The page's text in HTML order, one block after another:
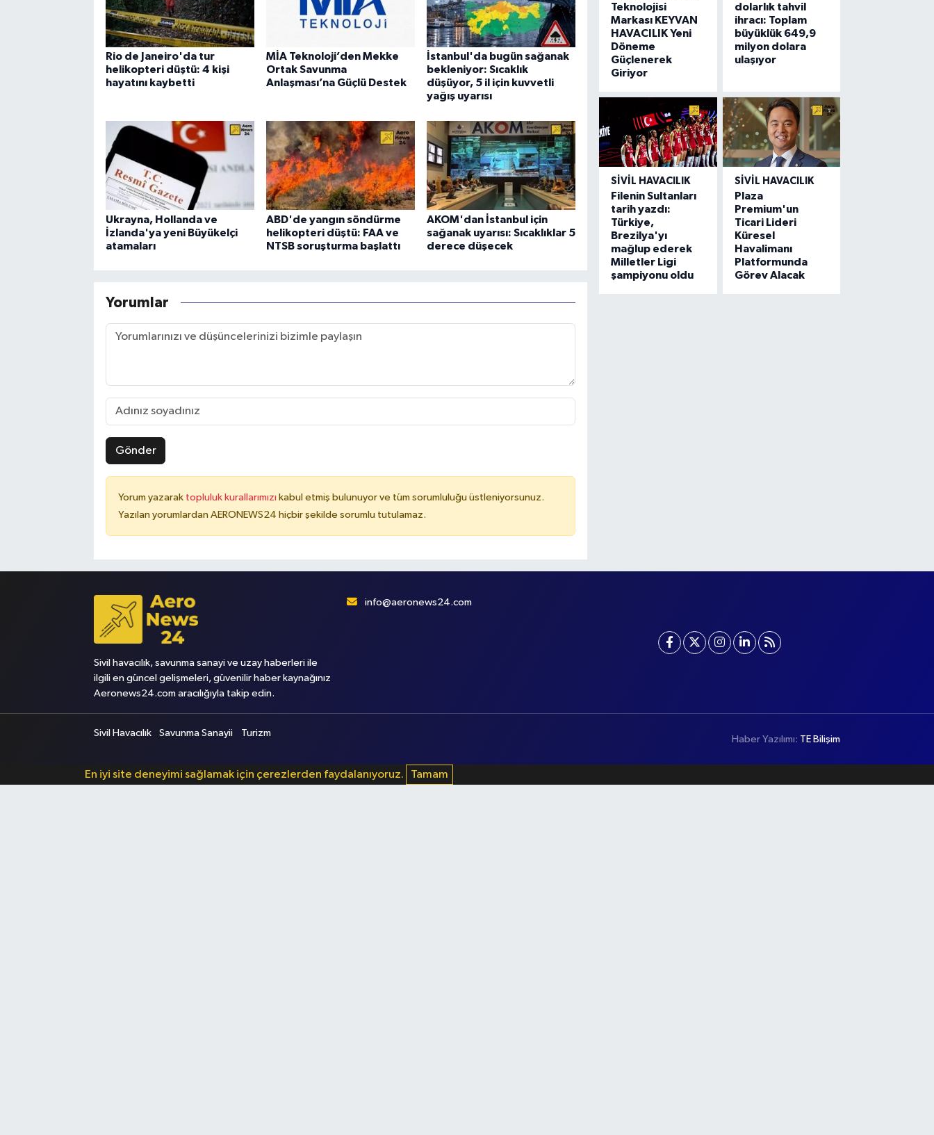
Rio de Janeiro'da tur
helikopteri düştü: 4 kişi
hayatını kaybetti
MİA Teknoloji’den Mekke
Ortak Savunma
Anlaşması’na Güçlü Destek
İstanbul'da bugün sağanak
bekleniyor: Sıcaklık
düşüyor, 5 il için kuvvetli
yağış uyarısı
Ukrayna, Hollanda ve
İzlanda'ya yeni Büyükelçi
atamaları
ABD'de yangın söndürme
helikopteri düştü: FAA ve
NTSB soruşturma başlattı
AKOM'dan İstanbul için
sağanak uyarısı: Sıcaklıklar 5
derece düşecek
Yorumlar
Gönder
Yorum yazarak topluluk kurallarımızı kabul etmiş bulunuyor ve tüm sorumluluğu üstleniyorsunuz.
Yazılan yorumlardan AERONEWS24 hiçbir şekilde sorumlu tutulamaz.
Teknolojisi
Markası KEYVAN
HAVACILIK Yeni
Döneme
Güçlenerek
Giriyor
dolarlık tahvil
ihracı: Toplam
büyüklük 649,9
milyon dolara
ulaşıyor
SIVIL HAVACILIK
Filenin Sultanları
tarih yazdı:
Türkiye,
Brezilya'yı
mağlup ederek
Milletler Ligi
şampiyonu oldu
SIVIL HAVACILIK
Plaza
Premium'un
Ticari Lideri
Küresel
Havalimanı
Platformunda
Görev Alacak
Sivil havacılık, savunma sanayi ve uzay haberleri ile
ilgili en güncel gelişmeleri, güvenilir haber kaynağınız
Aeronews24.com aracılığıyla takip edin.
info@aeronews24.com
Sivil Havacılık Savunma Sanayii Turizm
Haber Yazılımı: TE Bilişim
En iyi site deneyimi sağlamak için çerezlerden faydalanıyoruz. Tamam